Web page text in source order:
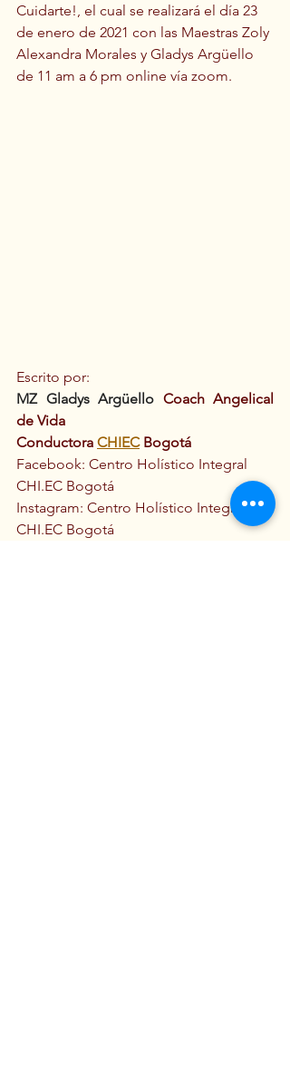
Cuidarte!, el cual se realizará el día 23
de enero de 2021 con las Maestras Zoly
Alexandra Morales y Gladys Argüello
de 11 am a 6 pm online vía zoom.
Escrito por:
MZ Gladys Argüello Coach Angelical
de Vida
Conductora CHIEC Bogotá
Facebook: Centro Holístico Integral
CHI.EC Bogotá
Instagram: Centro Holístico Integral
CHI.EC Bogotá